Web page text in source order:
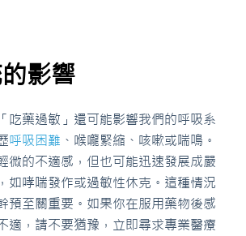
影響
吃藥過敏」還可能影響我們的呼吸系
呼吸困難 、喉嚨緊縮、咳嗽或喘鳴。
微的不適感，但也可能迅速發展成嚴
如哮喘發作或過敏性休克。這種情況
預至關重要。如果你在服用藥物後感
適，請不要猶豫，立即尋求專業醫療